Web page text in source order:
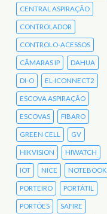
CENTRAL ASPIRAÇÃO
CONTROLADOR
CONTROLO-ACESSOS
CÂMARAS IP DAHUA
DI-O EL-ICONNECT2
ESCOVA ASPIRAÇÃO
ESCOVAS FIBARO
GREEN CELL GV
HIKVISION HIWATCH
IOT NICE NOTEBOOK
PORTEIRO PORTÁTIL
PORTÕES SAFIRE